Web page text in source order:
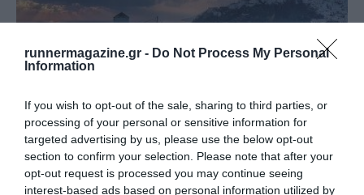
runnermagazine.gr - Do Not Process My Personal
Information
If you wish to opt-out of the sale, sharing to third parties, or
processing of your personal or sensitive information for
targeted advertising by us, please use the below opt-out
section to confirm your selection. Please note that after your
opt-out request is processed you may continue seeing
interest-based ads based on personal information utilized by